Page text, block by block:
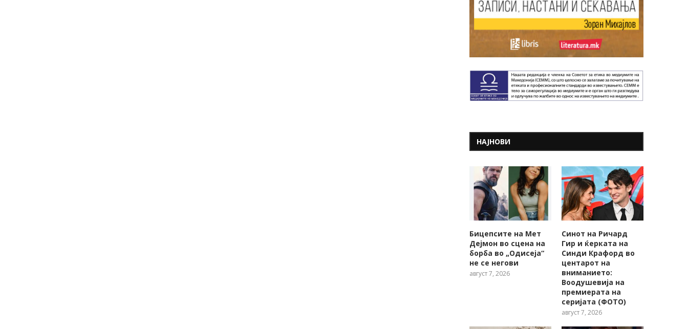
НАЈНОВИ
Бицепсите на Мет
Дејмон во сцена на
борба во „Одисеја“
не се негови
август 7, 2026
Синот на Ричард
Гир и ќерката на
Синди Крафорд во
центарот на
вниманието:
Воодушевија на
премиерата на
серијата (ФОТО)
август 7, 2026